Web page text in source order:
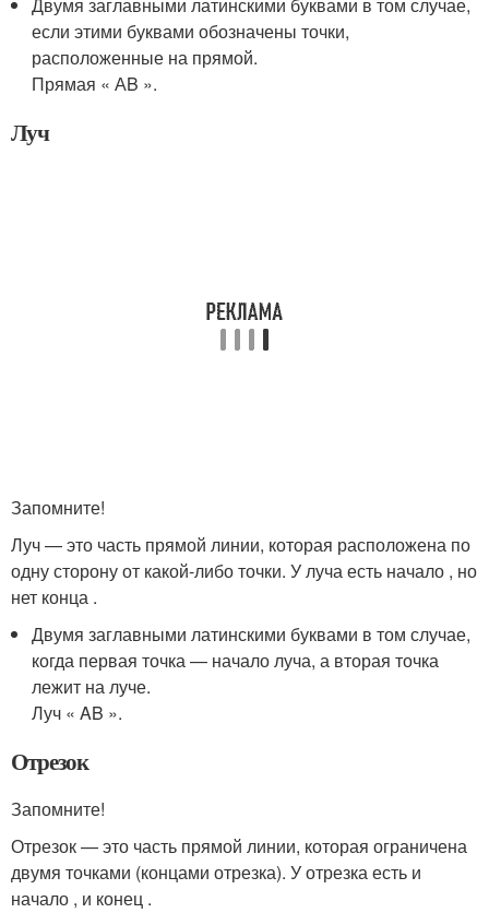
если этими буквами обозначены точки,
расположенные на прямой.
Прямая « АB ».
Луч
Запомните!
Луч — это часть прямой линии, которая расположена по
одну сторону от какой-либо точки. У луча есть начало , но
нет конца .
Двумя заглавными латинскими буквами в том случае,
когда первая точка — начало луча, а вторая точка
лежит на луче.
Луч « AB ».
Отрезок
Запомните!
Отрезок — это часть прямой линии, которая ограничена
двумя точками (концами отрезка). У отрезка есть и
начало , и конец .